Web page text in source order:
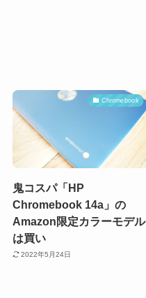
Chromebook
鬼コスパ「HP
Chromebook 14a」の
Amazon限定カラーモデル
は買い
2022年5月24日